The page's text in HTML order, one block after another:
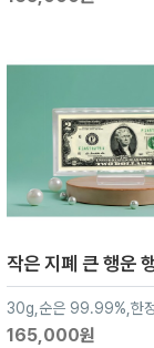
30g,순은 99.99%,한
165,000원